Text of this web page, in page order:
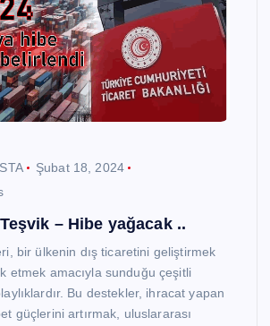
Şubat 18, 2024
– Hibe yağacak ..
bir ülkenin dış ticaretini geliştirmek
etmek amacıyla sunduğu çeşitli
Bu destekler, ihracat yapan
güçlerini artırmak, uluslararası